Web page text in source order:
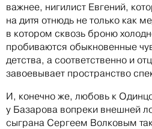
важнее, нигилист Евгений,
на дитя отнюдь не только как
в котором сквозь броню
пробиваются обыкновенные
детства, а соответственно и
завоевывает пространство
И, конечно же, любовь к
у Базарова вопреки внешней
сыграна Сергеем Волковым